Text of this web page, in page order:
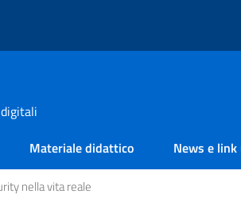
Materiale didattico News e
nella vita reale